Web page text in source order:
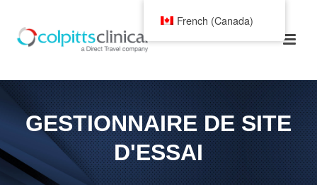
GESTIONNAIRE DE SITE
D'ESSAI
French (Canada)